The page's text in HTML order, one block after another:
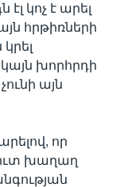
կոչ է արել
հրթիռների
խորհրդի
այն
որ
խաղաղ